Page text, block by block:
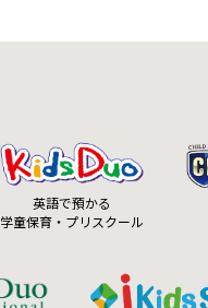
英語で預かる
学童保育・プリスクール